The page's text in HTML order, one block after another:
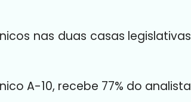
nas duas casas legislativas
A-10, recebe 77% do analista